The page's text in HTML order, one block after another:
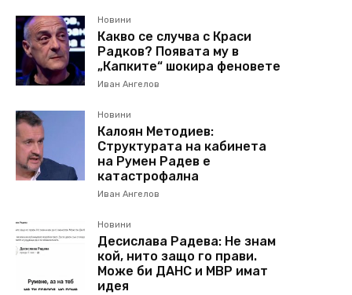
Новини
Какво се случва с Краси
Радков? Появата му в
„Капките“ шокира феновете
Иван Ангелов
Новини
Калоян Методиев:
Структурата на кабинета
на Румен Радев е
катастрофална
Иван Ангелов
Новини
Десислава Радева: Не знам
кой, нито защо го прави.
Може би ДАНС и МВР имат
идея